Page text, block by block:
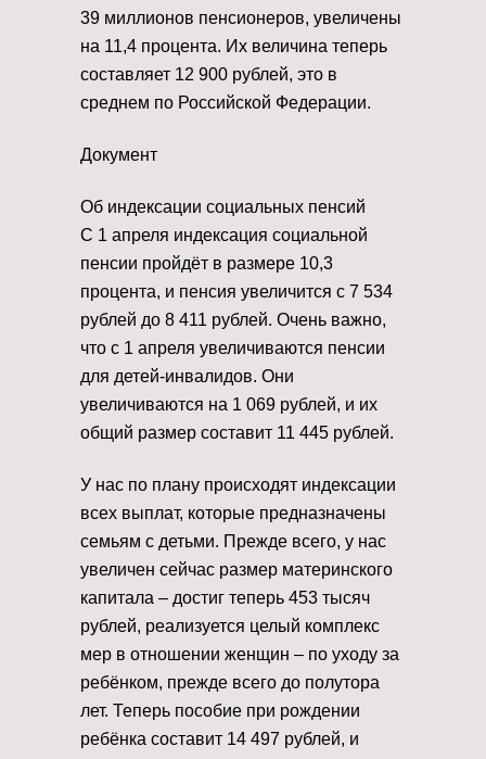
39 миллионов пенсионеров, увеличены
на 11,4 процента. Их величина теперь
составляет 12 900 рублей, это в
среднем по Российской Федерации.
Документ
Об индексации социальных пенсий
С 1 апреля индексация социальной
пенсии пройдёт в размере 10,3
процента, и пенсия увеличится с 7 534
рублей до 8 411 рублей. Очень важно,
что с 1 апреля увеличиваются пенсии
для детей-инвалидов. Они
увеличиваются на 1 069 рублей, и их
общий размер составит 11 445 рублей.
У нас по плану происходят индексации
всех выплат, которые предназначены
семьям с детьми. Прежде всего, у нас
увеличен сейчас размер материнского
капитала – достиг теперь 453 тысяч
рублей, реализуется целый комплекс
мер в отношении женщин – по уходу за
ребёнком, прежде всего до полутора
лет. Теперь пособие при рождении
ребёнка составит 14 497 рублей, и